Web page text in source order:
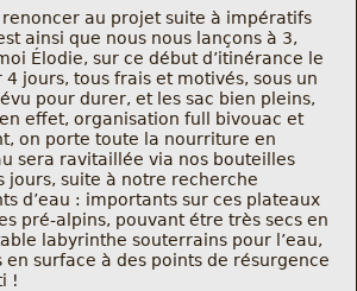
des sorties
renoncer au projet suite à impératifs
ainsi que nous nous lançons à 3,
Élodie, sur ce début d’itinérance le
jours, tous frais et motivés, sous un
pour durer, et les sac bien pleins,
effet, organisation full bivouac et
on porte toute la nourriture en
sera ravitaillée via nos bouteilles
jours, suite à notre recherche
d’eau : importants sur ces plateaux
pré-alpins, pouvant étre très secs en
labyrinthe souterrains pour l’eau,
surface à des points de résurgence
!